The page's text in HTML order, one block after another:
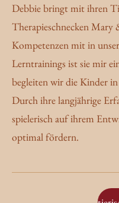
Debbie bringt mit ihren
Therapieschnecken Mary
Kompetenzen mit in
Lerntrainings ist sie mir
begleiten wir die Kinder
Durch ihre langjährige
spielerisch auf ihrem
optimal fördern.